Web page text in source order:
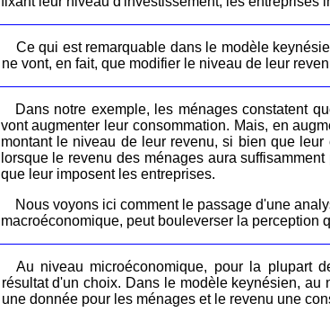
Ce qui est remarquable dans le modèle
ne vont, en fait, que modifier le niveau de leur
Dans notre exemple, les ménages constatent
vont augmenter leur consommation. Mais, en
montant le niveau de leur revenu, si bien que
lorsque le revenu des ménages aura
que leur imposent les entreprises.
Nous voyons ici comment le passage d'une
macroéconomique, peut bouleverser la perception
Au niveau microéconomique, pour la plupart
résultat d'un choix. Dans le modèle keynésien,
une donnée pour les ménages et le revenu une